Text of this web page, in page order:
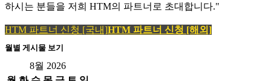
하시는 분들을 저희 HTM의 파트너로 초대합니다."
HTM 파트너 신청 [국내]HTM 파트너 신청 [해외]
월별 게시물 보기
8월 2026